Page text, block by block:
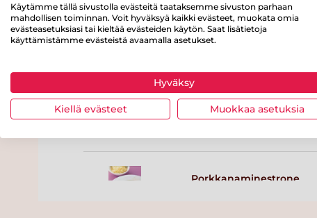
Sei intialaisessa
kastikkeessa
Kikherne-porkkanapihvi
Porkkanaminestrone
Käytämme tällä sivustolla evästeitä taataksemme sivuston parhaan
mahdollisen toiminnan. Voit hyväksyä kaikki evästeet, muokata omia
evästeasetuksiasi tai kieltää evästeiden käytön. Saat lisätietoja
käyttämistämme evästeistä avaamalla asetukset.
Hyväksy
Kiellä evästeet Muokkaa asetuksia